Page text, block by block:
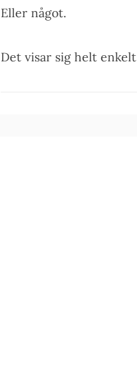
Eller något.
Det visar sig helt